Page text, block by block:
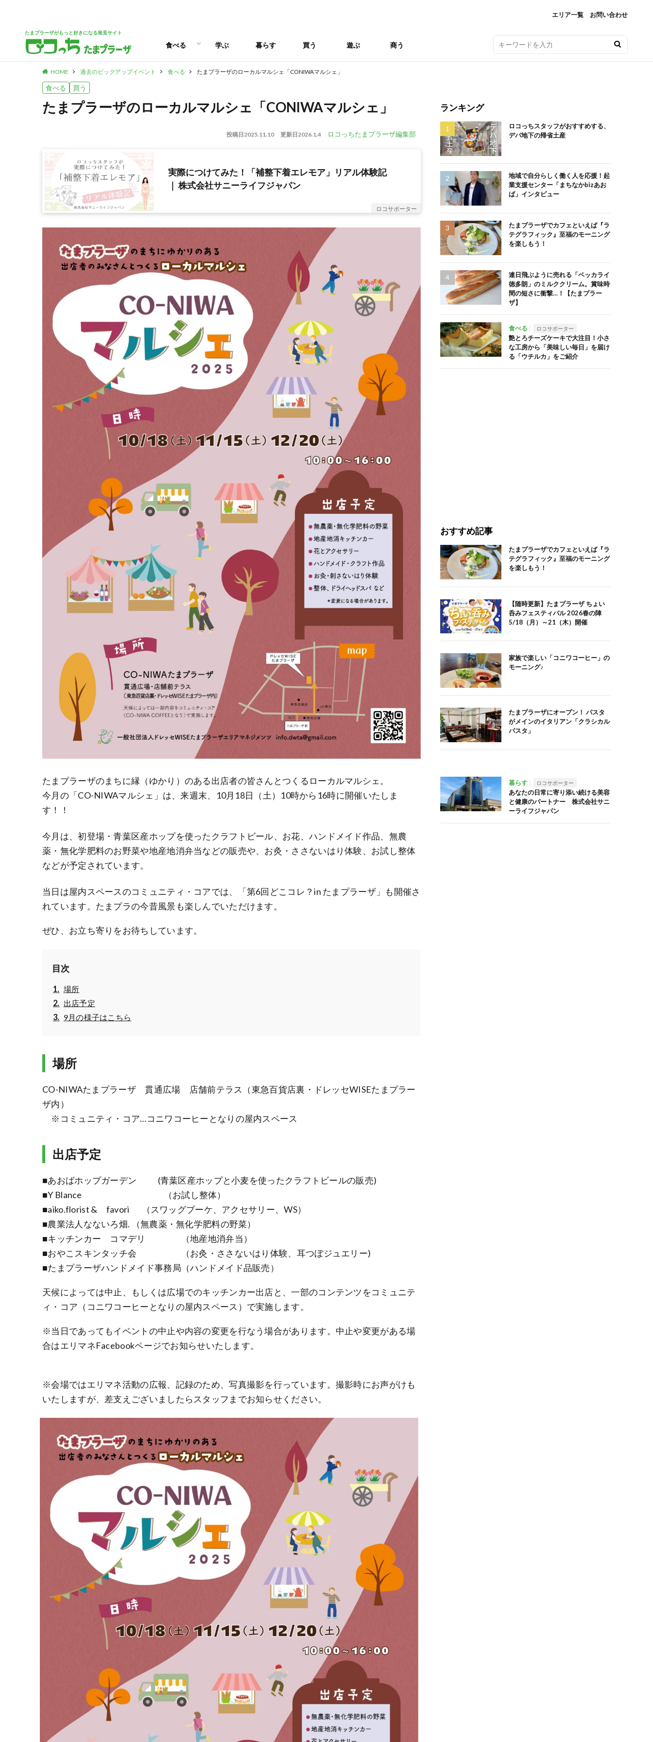
エリア一覧 お問い合わせ
たまプラーザがもっと好きになる発見サイト
食べる
パン
スイーツ
ランチ
カフェ
学ぶ 暮らす 買う 遊ぶ 商う
HOME 過去のピックアップイベント 食べる たまプラーザのローカルマルシェ「CONIWAマルシェ」
食べる 買う
たまプラーザのローカルマルシェ「CONIWAマルシェ」
投稿日2025.11.10 更新日2026.1.4 ロコっちたまプラーザ編集部
実際につけてみた！「補整下着エレモア」リアル体験記
｜ 株式会社サニーライフジャパン
ロコサポーター
たまプラーザのまちに縁（ゆかり）のある出店者の皆さんとつくるローカルマルシェ。
今月の「CO-NIWAマルシェ」は、来週末、10月18日（土）10時から16時に開催いたしま
す！！
今月は、初登場・青葉区産ホップを使ったクラフトビール、お花、ハンドメイド作品、無農
薬・無化学肥料のお野菜や地産地消弁当などの販売や、お灸・ささないはり体験、お試し整体
などが予定されています。
当日は屋内スペースのコミュニティ・コアでは、「第6回どこコレ？in たまプラーザ」も開催さ
れています。たまプラの今昔風景も楽しんでいただけます。
ぜひ、お立ち寄りをお待ちしています。
目次
場所
出店予定
9月の様子はこちら
場所
CO-NIWAたまプラーザ 貫通広場 店舗前テラス（東急百貨店裏・ドレッセWISEたまプラー
ザ内）
※コミュニティ・コア…コニワコーヒーとなりの屋内スペース
出店予定
■あおばホップガーデン (青葉区産ホップと小麦を使ったクラフトビールの販売)
■Y Blance （お試し整体）
■aiko.florist & favori （スワッグブーケ、アクセサリー、WS）
■農業法人なないろ畑. （無農薬・無化学肥料の野菜）
■キッチンカー コマデリ （地産地消弁当）
■おやこスキンタッチ会 （お灸・ささないはり体験、耳つぼジュエリー)
■たまプラーザハンドメイド事務局（ハンドメイド品販売）
天候によっては中止、もしくは広場でのキッチンカー出店と、一部のコンテンツをコミュニテ
ィ・コア（コニワコーヒーとなりの屋内スペース）で実施します。
※当日であってもイベントの中止や内容の変更を行なう場合があります。中止や変更がある場
合はエリマネFacebookページでお知らせいたします。
※会場ではエリマネ活動の広報、記録のため、写真撮影を行っています。撮影時にお声がけも
いたしますが、差支えございましたらスタッフまでお知らせください。
ランキング
ロコっちスタッフがおすすめする、
デパ地下の帰省土産
地域で自分らしく働く人を応援！起
業支援センター「まちなかbizあお
ば」インタビュー
たまプラーザでカフェといえば『ラ
テグラフィック』至福のモーニング
を楽しもう！
連日飛ぶように売れる「ベッカライ
徳多朗」のミルククリーム。賞味時
間の短さに衝撃…！【たまプラー
ザ】
食べる ロコサポーター
艶とろチーズケーキで大注目！小さ
な工房から「美味しい毎日」を届け
る「ウチルカ」をご紹介
おすすめ記事
たまプラーザでカフェといえば『ラ
テグラフィック』至福のモーニング
を楽しもう！
【随時更新】たまプラーザ ちょい
呑みフェスティバル 2026春の陣
5/18（月）～21（木）開催
家族で楽しい「コニワコーヒー」の
モーニング♪
たまプラーザにオープン！ パスタ
がメインのイタリアン「クラシカル
パスタ」
暮らす ロコサポーター
あなたの日常に寄り添い続ける美容
と健康のパートナー 株式会社サニ
ーライフジャパン